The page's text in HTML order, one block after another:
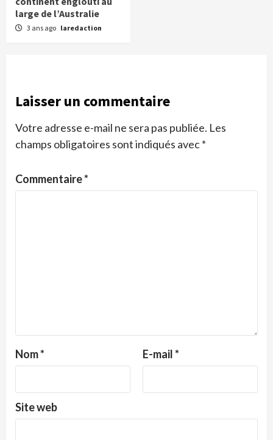
large de l’Australie
3 ans ago laredaction
Laisser un commentaire
Votre adresse e-mail ne sera pas publiée. Les
champs obligatoires sont indiqués avec*
Commentaire*
Nom* E-mail*
Site web